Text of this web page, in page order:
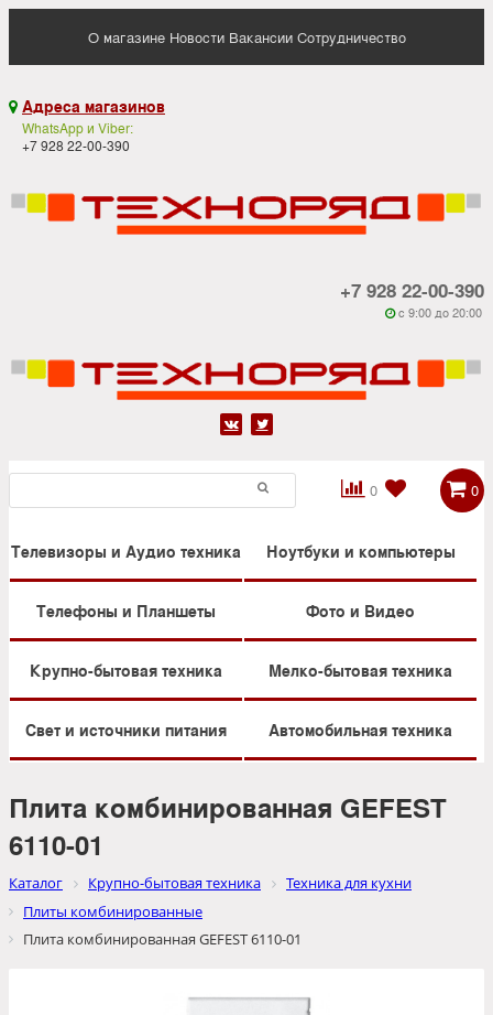
О магазине Новости Вакансии Сотрудничество
 Адреса магазинов
WhatsApp и Viber:
+7 928 22-00-390
+7 928 22-00-390
 c 9:00 до 20:00
 
0

 0
Телевизоры и Аудио техника Ноутбуки и компьютеры
Телефоны и Планшеты Фото и Видео
Крупно-бытовая техника Мелко-бытовая техника
Свет и источники питания Автомобильная техника
Плита комбинированная GEFEST
6110-01
Каталог Крупно-бытовая техника
Техника для кухни
Плиты комбинированные
Плита комбинированная GEFEST 6110-01